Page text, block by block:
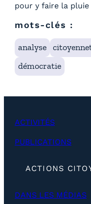
pour y faire la
mots-clés :
analyse
démocratie
ACTIVITÉS
PUBLICATIONS
ACTIONS
DANS LES MÉDIAS